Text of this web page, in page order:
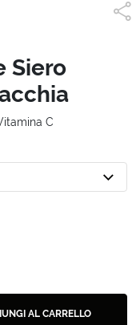
Siero
C
AL CARRELLO